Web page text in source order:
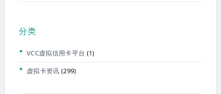
分类
VCC虚拟信用卡平台 (1)
虚拟卡资讯 (299)